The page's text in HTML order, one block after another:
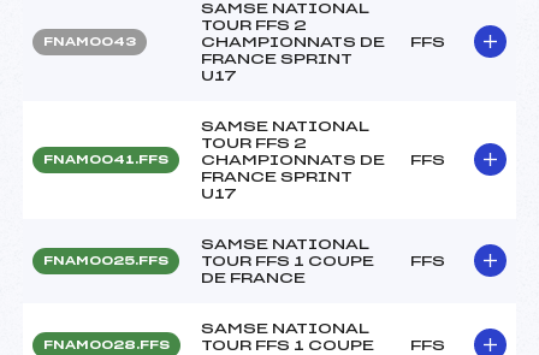
FNAM0043
SAMSE NATIONAL
TOUR FFS 2
CHAMPIONNATS DE
FRANCE SPRINT
U17
FFS
FNAM0041.FFS
SAMSE NATIONAL
TOUR FFS 2
CHAMPIONNATS DE
FRANCE SPRINT
U17
FFS
FNAM0025.FFS
SAMSE NATIONAL
TOUR FFS 1 COUPE
DE FRANCE
FFS
FNAM0028.FFS
SAMSE NATIONAL
TOUR FFS 1 COUPE
FFS